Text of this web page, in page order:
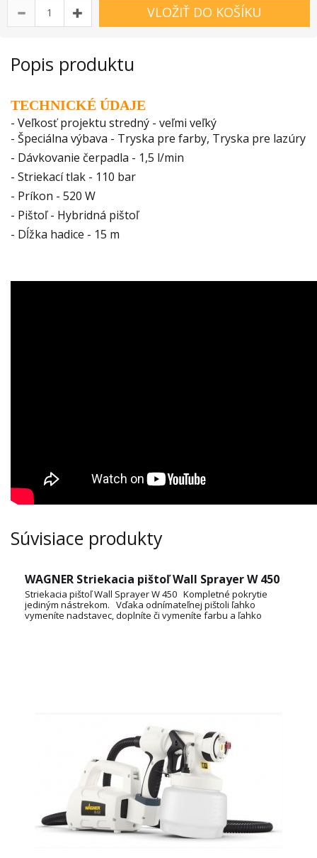
VLOŽIŤ DO KOŠÍKU
Popis produktu
TECHNICKÉ ÚDAJE
- Veľkosť projektu stredný - veľmi veľký
- Špeciálna výbava - Tryska pre farby, Tryska pre lazúry
- Dávkovanie čerpadla - 1,5 l/min
- Striekací tlak - 110 bar
- Príkon - 520 W
- Pištoľ - Hybridná pištoľ
- Dĺžka hadice - 15 m
Súvisiace produkty
WAGNER Striekacia pištoľ Wall Sprayer W 450
Striekacia pištoľ Wall Sprayer W 450 Kompletné pokrytie
jediným nástrekom. Vďaka odnímateľnej pištoli ľahko
vymeníte nadstavec, doplníte či vymeníte farbu a ľahko